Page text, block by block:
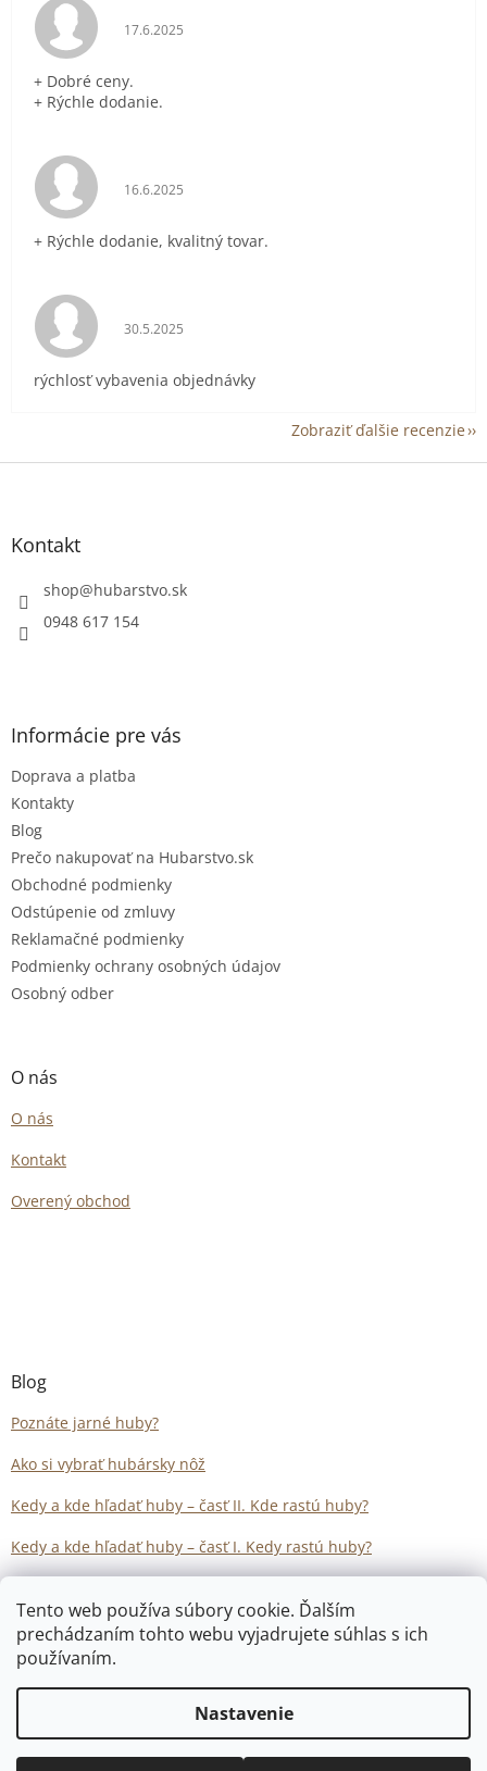
Tento web používa súbory cookie. Ďalším
prechádzaním tohto webu vyjadrujete súhlas s ich
používaním.
Nastavenie
Hodnotenie obchodu je 5 z 5 hviezdičiek.
17.6.2025
+ Dobré ceny.
+ Rýchle dodanie.
Hodnotenie obchodu je 5 z 5 hviezdičiek.
16.6.2025
+ Rýchle dodanie, kvalitný tovar.
Hodnotenie obchodu je 5 z 5 hviezdičiek.
30.5.2025
rýchlosť vybavenia objednávky
Zobraziť ďalšie recenzie
Z
Kontakt
shop@hubarstvo.sk
0948 617 154
Informácie pre vás
Doprava a platba
Kontakty
Blog
Prečo nakupovať na Hubarstvo.sk
Obchodné podmienky
Odstúpenie od zmluvy
Reklamačné podmienky
Podmienky ochrany osobných údajov
Osobný odber
O nás
O nás
Kontakt
Overený obchod
Blog
Poznáte jarné huby?
Ako si vybrať hubársky nôž
Kedy a kde hľadať huby – časť II. Kde rastú huby?
Kedy a kde hľadať huby – časť I. Kedy rastú huby?
Copyright 2026Hubarstvo.sk. Všetky práva vyhradené.